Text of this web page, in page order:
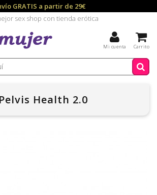
GRATIS a partir de 29€
sex shop con tienda erótica
Carrito
Mi cuenta
Pelvis Health 2.0